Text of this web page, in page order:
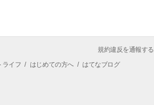
規約違反を通報する
ライフ / はじめての方へ/ はてなブログ